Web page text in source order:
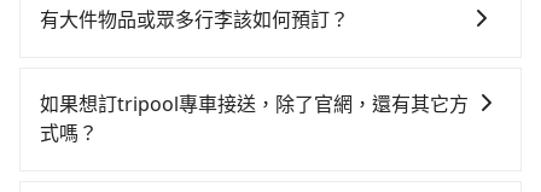
約了時間但上一位用戶卻遲遲尚未歸還，又或者要還車
看似方便，但實際使用時還是有其區域的限制，實際可
停靠的地點與你的上下車地點仍有段距離，在遇到下雨
需要，前一天傍晚五點前仍會收單，最遲如當天下午過
特殊需求或人數較多，需要大T保母車、20人座中巴、
靠，您可以參考我們的「加點服務」，每個點距離在 5
您選擇「計時包車」，中途需要加點停靠，則不需要額
外支付費用。
有大件物品或眾多行李該如何預訂？
30吋的行李箱，但如有大件行李、衝浪板、樂器、廣告
看板、床墊、折疊單車、家電等，在乘客人數不多的情
如果想訂tripool專車接送，除了官網，還有其它方
式嗎？